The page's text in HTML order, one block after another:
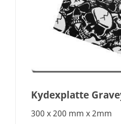
Kydexplatte
300 x 200 mm x 2mm